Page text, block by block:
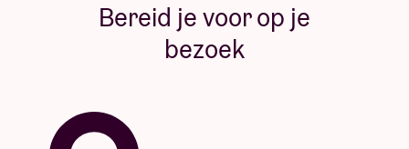
Bereid je voor op je
bezoek